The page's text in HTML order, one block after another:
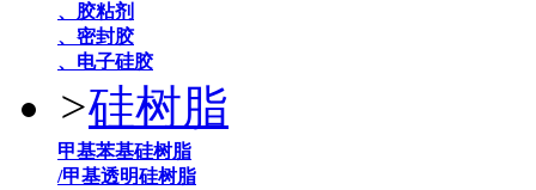
、胶粘剂
、密封胶
、电子硅胶
>硅树脂
甲基苯基硅树脂
/甲基透明硅树脂